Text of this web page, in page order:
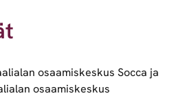
osaamiskeskus Socca ja
osaamiskeskus